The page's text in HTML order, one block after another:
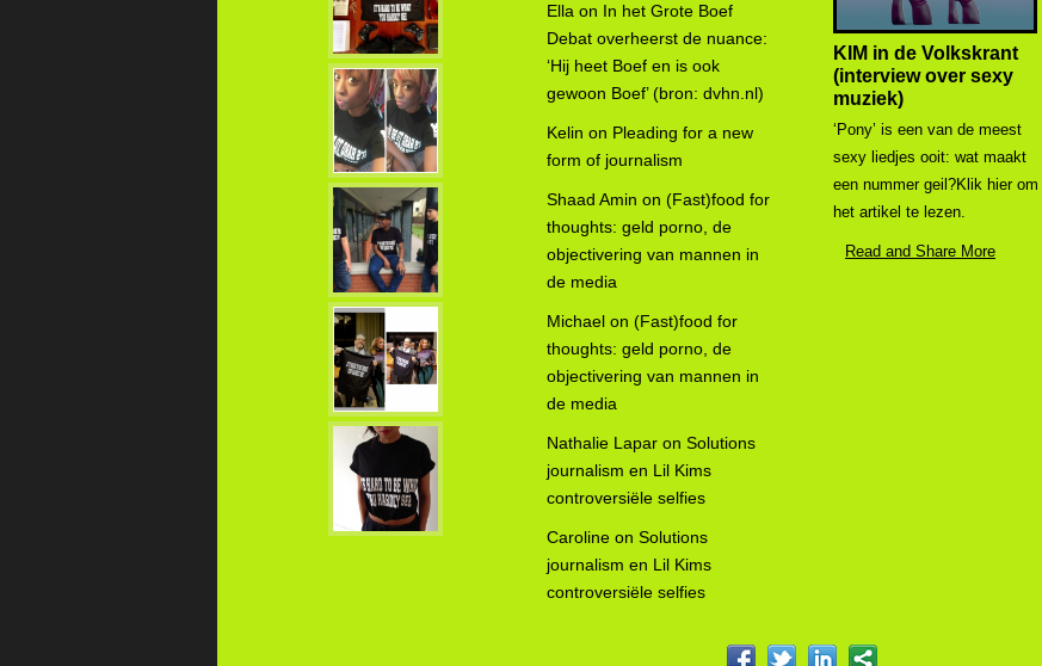
Ella on In het Grote Boef
Debat overheerst de nuance:
‘Hij heet Boef en is ook
gewoon Boef’ (bron: dvhn.nl)
Kelin on Pleading for a new
form of journalism
Shaad Amin on (Fast)food for
thoughts: geld porno, de
objectivering van mannen in
de media
Michael on (Fast)food for
thoughts: geld porno, de
objectivering van mannen in
de media
Nathalie Lapar on Solutions
journalism en Lil Kims
controversiële selfies
Caroline on Solutions
journalism en Lil Kims
controversiële selfies
KIM in de Volkskrant
(interview over sexy
muziek)
‘Pony’ is een van de meest
sexy liedjes ooit: wat maakt
een nummer geil?Klik hier om
het artikel te lezen.
Read and Share More